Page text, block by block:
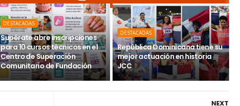
DESTACADAS
Supérate abre inscripciones
para 10 cursos técnicos en el
Centro de Superación
Comunitario de Fundación
DESTACADAS
República Dominicana tiene su
mejor actuación en historia
JCC
NEXT